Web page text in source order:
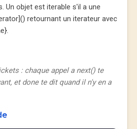
Un objet est iterable s'il a une
retournant un iterateur avec
: chaque appel a next() te
et done te dit quand il n'y en a